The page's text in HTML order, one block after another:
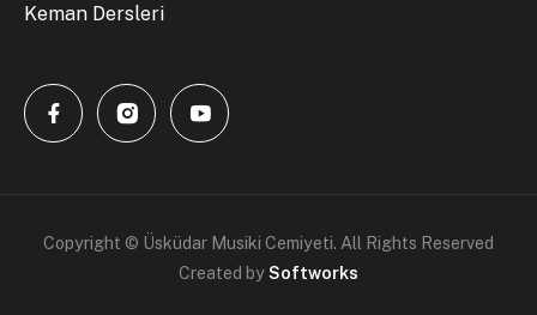
Keman Dersleri
Copyright © Üsküdar Musiki Cemiyeti. All Rights Reserved
Created bySoftworks